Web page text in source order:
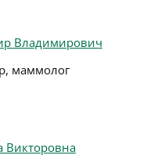
Владимирович
маммолог
Викторовна